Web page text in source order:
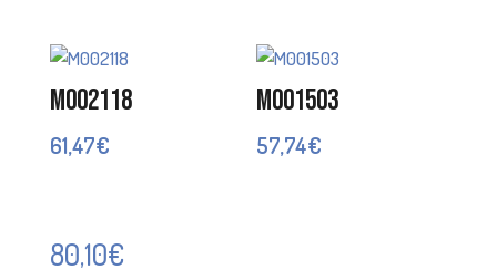
M002118
61,47€
M001503
57,74€
80,10€